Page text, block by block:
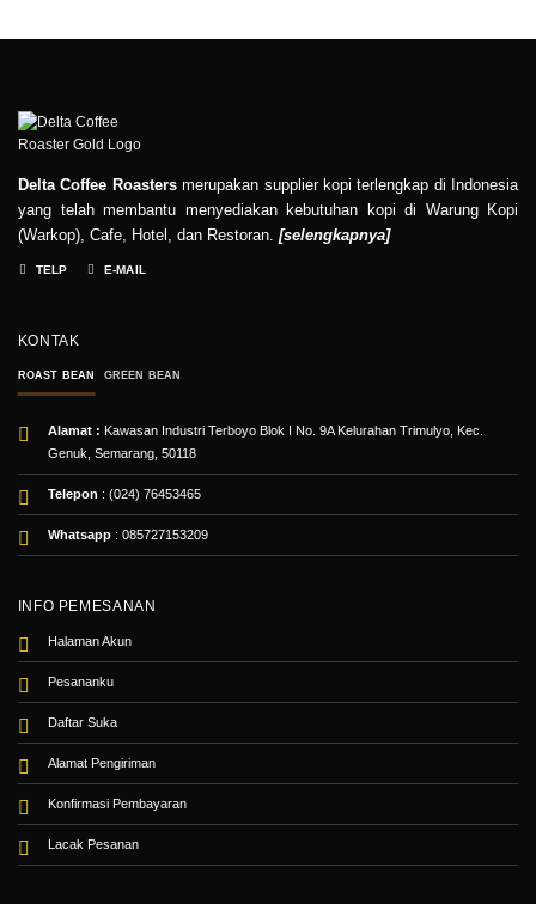
Delta Coffee Roastersmerupakan supplier kopi terlengkap di Indonesia
yang telah membantu menyediakan kebutuhan kopi di Warung Kopi
(Warkop), Cafe, Hotel, dan Restoran. [selengkapnya]
TELP E-MAIL
KONTAK
ROAST BEAN GREEN BEAN
Alamat : Kawasan Industri Terboyo Blok I No. 9A Kelurahan Trimulyo, Kec.
Genuk, Semarang, 50118
Telepon : (024) 76453465
Whatsapp: 085727153209
INFO PEMESANAN
Halaman Akun
Pesananku
Daftar Suka
Alamat Pengiriman
Konfirmasi Pembayaran
Lacak Pesanan